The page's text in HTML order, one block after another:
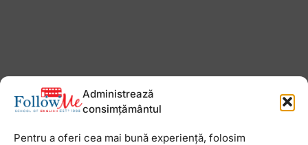
Administrează
consimțământul
Pentru a oferi cea mai bună experiență, folosim